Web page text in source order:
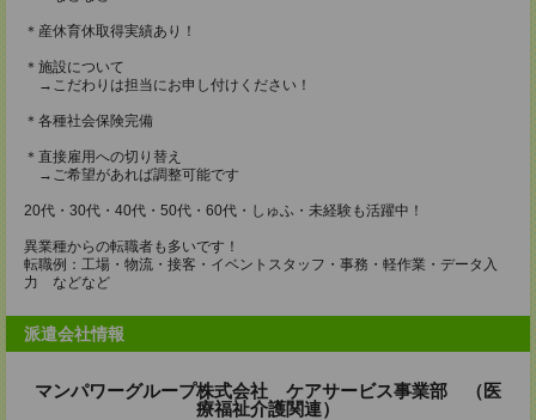
＊産休育休取得実績あり！
＊施設について
→こだわりは担当にお申し付けください！
＊各種社会保険完備
＊直接雇用への切り替え
→ご希望があれば調整可能です
20代・30代・40代・50代・60代・しゅふ・未経験も活躍中！
異業種からの転職者も多いです！
転職例：工場・物流・接客・イベントスタッフ・事務・軽作業・データ入
力 などなど
派遣会社情報
マンパワーグループ株式会社 ケアサービス事業部 （医
療福祉介護関連）